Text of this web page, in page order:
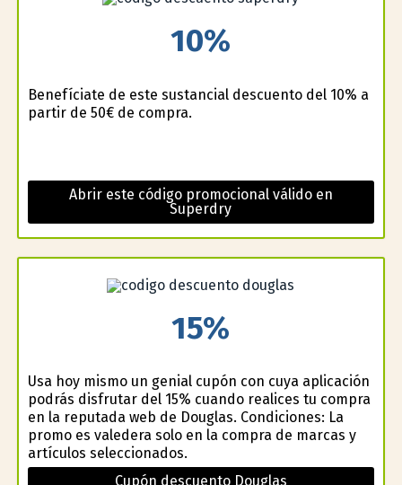
10%
Benefíciate de este sustancial descuento del 10% a
partir de 50€ de compra.
Abrir este código promocional válido en
Superdry
15%
Usa hoy mismo un genial cupón con cuya aplicación
podrás disfrutar del 15% cuando realices tu compra
en la reputada web de Douglas. Condiciones: La
promo es valedera solo en la compra de marcas y
artículos seleccionados.
Cupón descuento Douglas